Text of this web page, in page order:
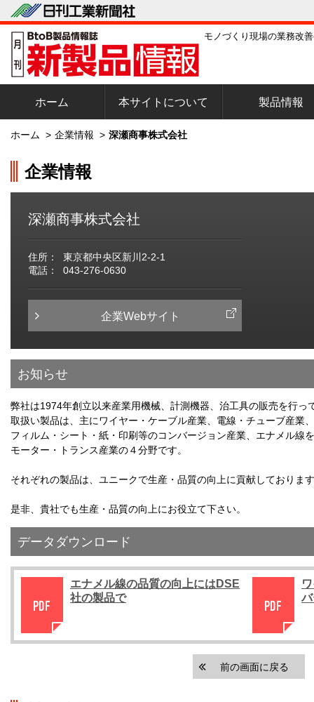
モノづくり現場の業務改
ホーム 本サイトについて 製品情報
ホーム > 企業情報 > 深瀬商事株式会社
企業情報
深瀬商事株式会社
住所：
東京都中央区新川2-2-1
電話：
043-276-0630
企業Webサイト
お知らせ
弊社は1974年創立以来産業用機械、計測機器、治工具の販売を行っ
取扱い製品は、主にワイヤー・ケーブル産業、電線・チューブ産業
フィルム・シート・紙・印刷等のコンバージョン産業、エナメル線
モーター・トランス産業の４分野です。
それぞれの製品は、ユニークで生産・品質の向上に貢献しておりま
是非、貴社でも生産・品質の向上にお役立て下さい。
データダウンロード
エナメル線の品質の向上にはDSE
社の製品で
前の画面に戻る